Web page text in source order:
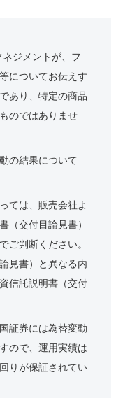
ジメントが、フ
についてお伝えす
あり、特定の商品
のではありませ
の結果について
ては、販売会社よ
（交付目論見書）
ご判断ください。
見書）と異なる内
信託説明書（交付
証券には為替変動
ので、運用実績は
りが保証されてい